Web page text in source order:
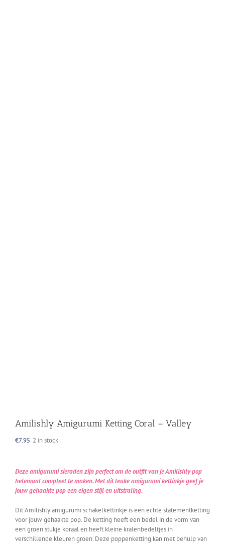
Amilishly Amigurumi Ketting Coral – Valley
€7.95 2 in stock
Deze amigurumi sieraden zijn perfect om de outfit van je Amilishly pop
helemaal compleet te maken. Met dit leuke amigurumi kettinkje geef je
jouw gehaakte pop een eigen stijl en uitstraling.
Dit Amilishly amigurumi schakelkettinkje is een echte statementketting
voor jouw gehaakte pop. De ketting heeft een bedel in de vorm van
een groen stukje koraal en heeft kleine kralenbedeltjes in
verschillende kleuren groen. Deze poppenketting kan met behulp van